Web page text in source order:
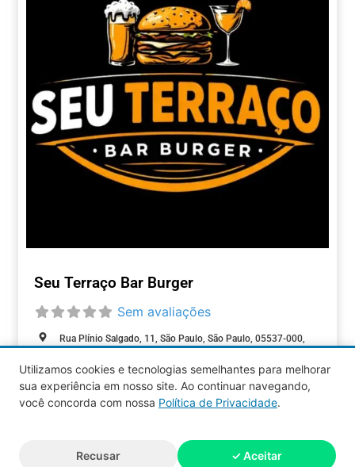
Seu Terraço Bar Burger
Sem avaliações
Rua Plínio Salgado, 11, São Paulo, São Paulo, 05537-000,
ALIMENTAÇÃO Aberto agora:
reservados.
Utilizamos cookies e tecnologias semelhantes para melhorar
sua experiência em nosso site. Ao continuar navegando,
você concorda com nossa Política de Privacidade.
Recusar ✓ Aceitar